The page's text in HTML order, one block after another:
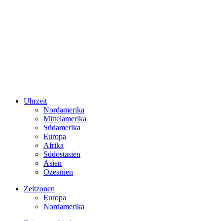
Uhrzeit
Nordamerika
Mittelamerika
Südamerika
Europa
Afrika
Südostasien
Asien
Ozeanien
Zeitzonen
Europa
Nordamerika